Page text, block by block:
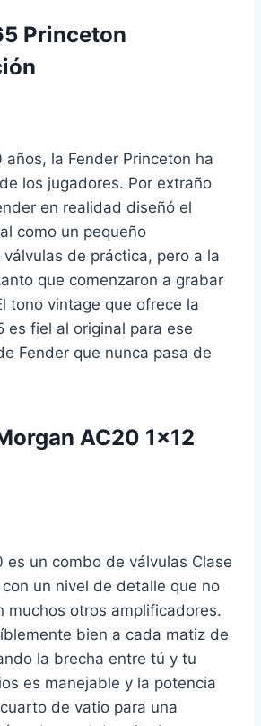
Princeton
años, la Fender Princeton ha
los jugadores. Por extraño
en realidad diseñó el
como un pequeño
de práctica, pero a la
que comenzaron a grabar
tono vintage que ofrece la
es fiel al original para ese
Fender que nunca pasa de
AC20 1×12
es un combo de válvulas Clase
un nivel de detalle que no
muchos otros amplificadores.
bien a cada matiz de
la brecha entre tú y tu
es manejable y la potencia
de vatio para una